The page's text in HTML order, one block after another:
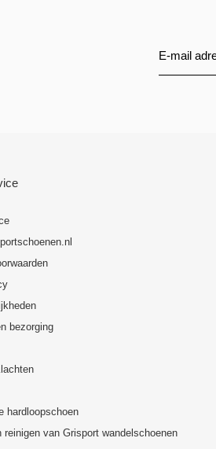
bezorging
hardloopschoen
reinigen van Grisport wandelschoenen